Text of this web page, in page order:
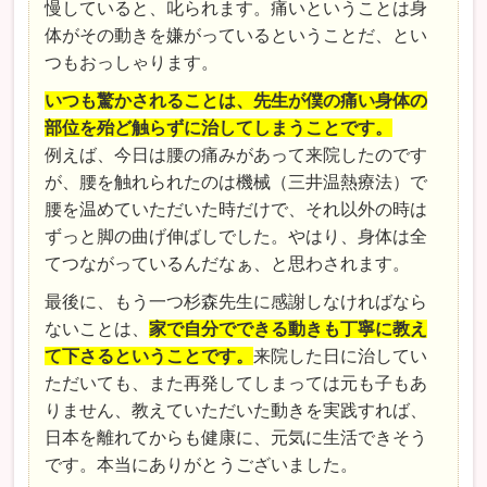
慢していると、叱られます。痛いということは身
体がその動きを嫌がっているということだ、とい
つもおっしゃります。
いつも驚かされることは、先生が僕の痛い身体の
部位を殆ど触らずに治してしまうことです。
例えば、今日は腰の痛みがあって来院したのです
が、腰を触れられたのは機械（三井温熱療法）で
腰を温めていただいた時だけで、それ以外の時は
ずっと脚の曲げ伸ばしでした。やはり、身体は全
てつながっているんだなぁ、と思わされます。
最後に、もう一つ杉森先生に感謝しなければなら
ないことは、家で自分でできる動きも丁寧に教え
て下さるということです。来院した日に治してい
ただいても、また再発してしまっては元も子もあ
りません、教えていただいた動きを実践すれば、
日本を離れてからも健康に、元気に生活できそう
です。本当にありがとうございました。